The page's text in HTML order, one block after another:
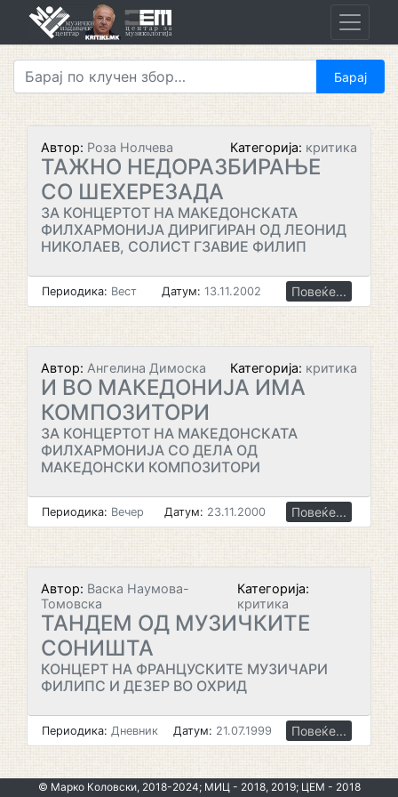
Автор: Роза Нолчева Категорија: критика
ТАЖНО НЕДОРАЗБИРАЊЕ
СО ШЕХЕРЕЗАДА
ЗА КОНЦЕРТОТ НА МАКЕДОНСКАТА
ФИЛХАРМОНИЈА ДИРИГИРАН ОД ЛЕОНИД
НИКОЛАЕВ, СОЛИСТ ГЗАВИЕ ФИЛИП
Периодика: Вест Датум: 13.11.2002 Повеќе...
Автор: Ангелина Димоска Категорија: критика
И ВО МАКЕДОНИЈА ИМА
КОМПОЗИТОРИ
ЗА КОНЦЕРТОТ НА МАКЕДОНСКАТА
ФИЛХАРМОНИЈА СО ДЕЛА ОД
МАКЕДОНСКИ КОМПОЗИТОРИ
Периодика: Вечер Датум: 23.11.2000 Повеќе...
Автор: Васка Наумова-
Томовска
Категорија:
критика
ТАНДЕМ ОД МУЗИЧКИТЕ
СОНИШТА
КОНЦЕРТ НА ФРАНЦУСКИТЕ МУЗИЧАРИ
ФИЛИПС И ДЕЗЕР ВО ОХРИД
Периодика: Дневник Датум: 21.07.1999 Повеќе...
© Марко Коловски, 2018-2024; МИЦ - 2018, 2019; ЦЕМ - 2018